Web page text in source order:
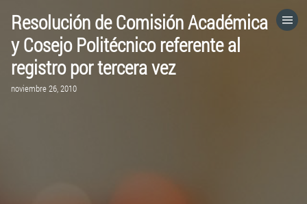
Resolución de Comisión Académica
y Cosejo Politécnico referente al
registro por tercera vez
noviembre 26, 2010
HOME
CATEGORÍAS